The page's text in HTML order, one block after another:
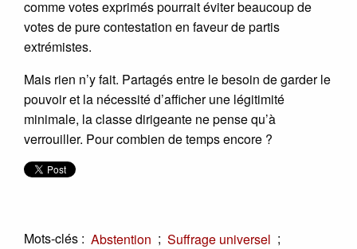
comme votes exprimés pourrait éviter beaucoup de
votes de pure contestation en faveur de partis
extrémistes.
Mais rien n’y fait. Partagés entre le besoin de garder le
pouvoir et la nécessité d’afficher une légitimité
minimale, la classe dirigeante ne pense qu’à
verrouiller. Pour combien de temps encore ?
Mots-clés : Abstention ; Suffrage universel ;